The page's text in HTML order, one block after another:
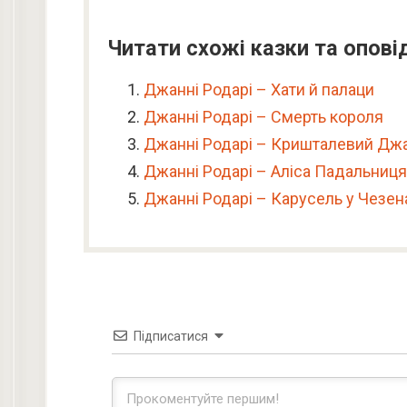
Читати схожі казки та
Джанні Родарі – Хати й палаци
Джанні Родарі – Смерть короля
Джанні Родарі – Кришталевий
Джанні Родарі – Аліса Падальниця
Джанні Родарі – Карусель у
Підписатися